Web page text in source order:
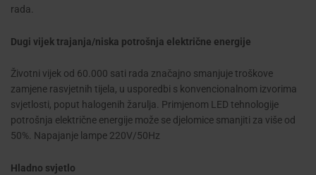
rada.
Dugi vijek trajanja/niska potrošnja električne energije
Životni vijek od 60.000 sati rada značajno smanjuje troškove
zamjene rasvjetnih tijela, u usporedbi s konvencionalnom izvorima
svjetlosti, poput halogenih žarulja. Primjenom LED tehnologije
potrošnja električne energije može se djelomice smanjiti za više od
50%. Napajanje lampe 220V/50Hz
Hladno svjetlo